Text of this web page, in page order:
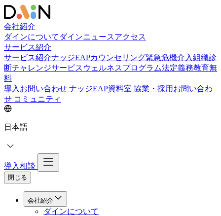
会社紹介
ダインについて ダインニュースアクセス
サービス紹介
サービス紹介ナッジEAPカウンセリング緊急危機介入組織診
断チャレンジサービス ウェルネスプログラム法定義務教育無
料
導入お問い合わせ ナッジEAP資料室 協業・採用お問い合わ
せ コミュニティ
日本語
導入相談
閉じる
会社紹介
ダインについて